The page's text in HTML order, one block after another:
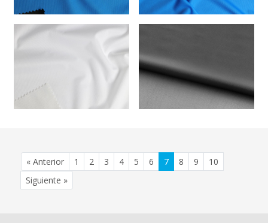
« Anterior 1 (current)
2 (current)
3 (current)
4(current)
5 (current)
6 (current)
7(current)
8 (current)
9 (current)
10
Siguiente »